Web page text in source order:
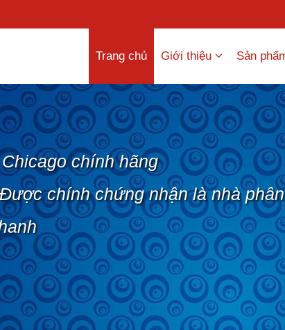
Trang chủ Giới thiệu Sản
chính hãng
chính chứng nhận là nhà